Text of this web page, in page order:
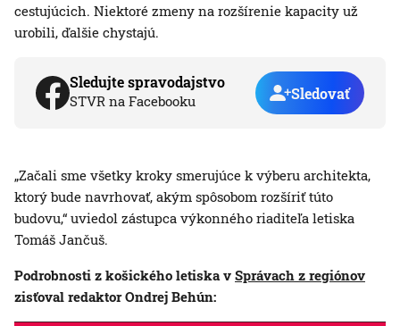
cestujúcich. Niektoré zmeny na rozšírenie kapacity už
urobili, ďalšie chystajú.
Sledujte spravodajstvo
STVR na Facebooku Sledovať
„Začali sme všetky kroky smerujúce k výberu architekta,
ktorý bude navrhovať, akým spôsobom rozšíriť túto
budovu,“ uviedol zástupca výkonného riaditeľa letiska
Tomáš Jančuš.
Podrobnosti z košického letiska v Správach z regiónov
zisťoval redaktor Ondrej Behún: